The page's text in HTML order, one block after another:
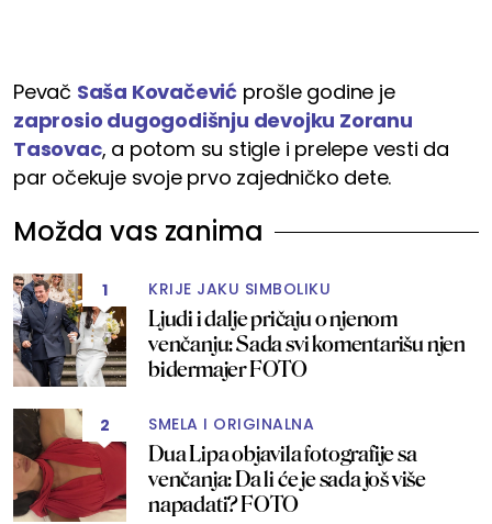
Pevač Saša Kovačević prošle godine je
zaprosio dugogodišnju devojku Zoranu
Tasovac, a potom su stigle i prelepe vesti da
par očekuje svoje prvo zajedničko dete.
Možda vas zanima
1 KRIJE JAKU SIMBOLIKU
Ljudi i dalje pričaju o njenom
venčanju: Sada svi komentarišu njen
bidermajer FOTO
2 SMELA I ORIGINALNA
Dua Lipa objavila fotografije sa
venčanja: Da li će je sada još više
napadati? FOTO